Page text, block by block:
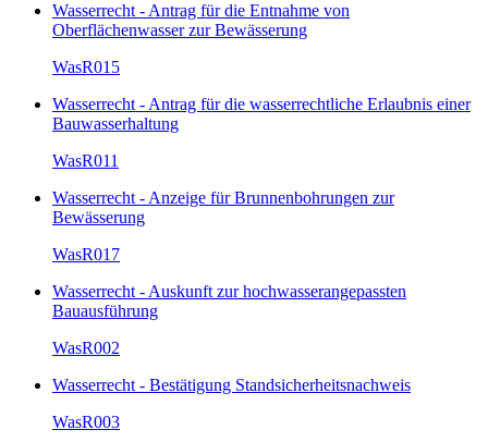
Wasserrecht - Antrag für die Entnahme von
Oberflächenwasser zur Bewässerung
WasR015
Wasserrecht - Antrag für die wasserrechtliche Erlaubnis einer
Bauwasserhaltung
WasR011
Wasserrecht - Anzeige für Brunnenbohrungen zur
Bewässerung
WasR017
Wasserrecht - Auskunft zur hochwasserangepassten
Bauausführung
WasR002
Wasserrecht - Bestätigung Standsicherheitsnachweis
WasR003